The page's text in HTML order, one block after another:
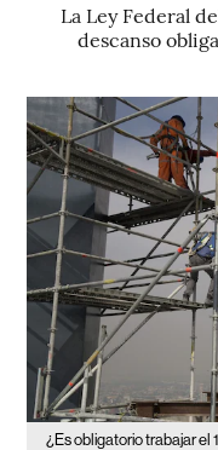
La Ley Federal
descanso
¿Es obligatorio trabajar el